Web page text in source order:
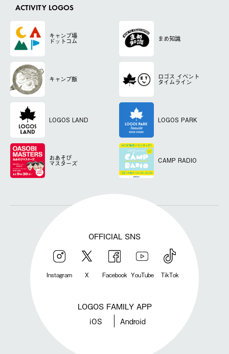
ACTIVITY LOGOS
キャンプ場
ドットコム まめ知識
キャンプ飯 ロゴス イベント
タイムライン
LOGOS LAND LOGOS PARK
おあそび
マスターズ CAMP RADIO
OFFICIAL SNS
Instagram X Facebook YouTube TikTok
LOGOS FAMILY APP
iOS Android